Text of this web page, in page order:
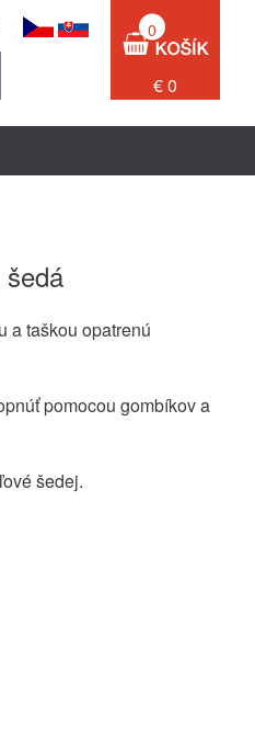
0
€ 0
a taškou opatrenú
pomocou gombíkov a
šedej.